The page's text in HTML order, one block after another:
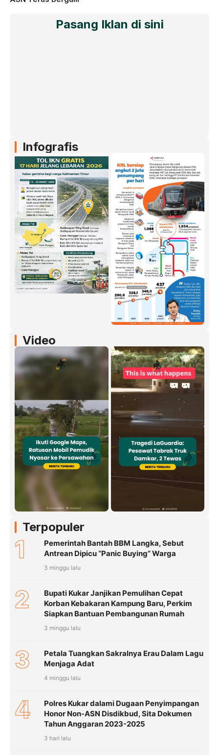
Pasang Iklan di sini
Infografis
Video
Terpopuler
1
Pemerintah Bantah BBM Langka, Sebut
Antrean Dipicu “Panic Buying” Warga
3 minggu lalu
2
Bupati Kukar Janjikan Pemulihan Cepat
Korban Kebakaran Kampung Baru, Perkim
Siapkan Bantuan Pembangunan Rumah
3 minggu lalu
3
Petala Tuangkan Sakralnya Erau Dalam Lagu
Menjaga Adat
4 minggu lalu
4
Polres Kukar dalami Dugaan Penyimpangan
Honor Non-ASN Disdikbud, Sita Dokumen
Tahun Anggaran 2023-2025
3 hari lalu